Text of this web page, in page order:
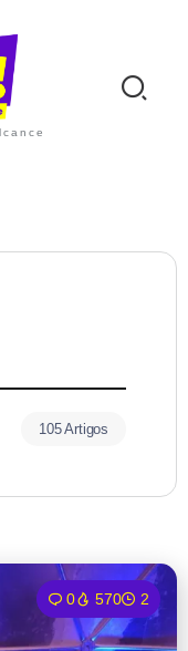
105 Artigos
0 570 2